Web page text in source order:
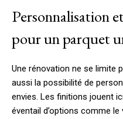
Personnalisation
pour un parquet
Une rénovation ne se limite
aussi la possibilité de
envies. Les finitions jouent
éventail d’options comme